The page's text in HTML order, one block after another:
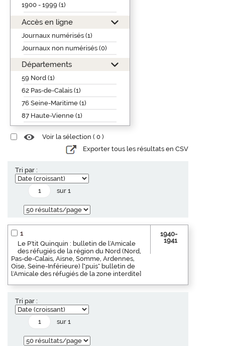
1900 - 1999 (1)
Accès en ligne
Journaux numérisés (1)
Journaux non numérisés (0)
Départements
59 Nord (1)
62 Pas-de-Calais (1)
76 Seine-Maritime (1)
87 Haute-Vienne (1)
Voir la sélection ( 0 )
Exporter tous les résultats en CSV
Tri par :
sur 1
1
Le P'tit Quinquin : bulletin de l'Amicale
des réfugiés de la région du Nord (Nord,
Pas-de-Calais, Aisne, Somme, Ardennes,
Oise, Seine-Inférieure) ["puis" bulletin de
l'Amicale des réfugiés de la zone interdite]
1940-
1941
Tri par :
sur 1